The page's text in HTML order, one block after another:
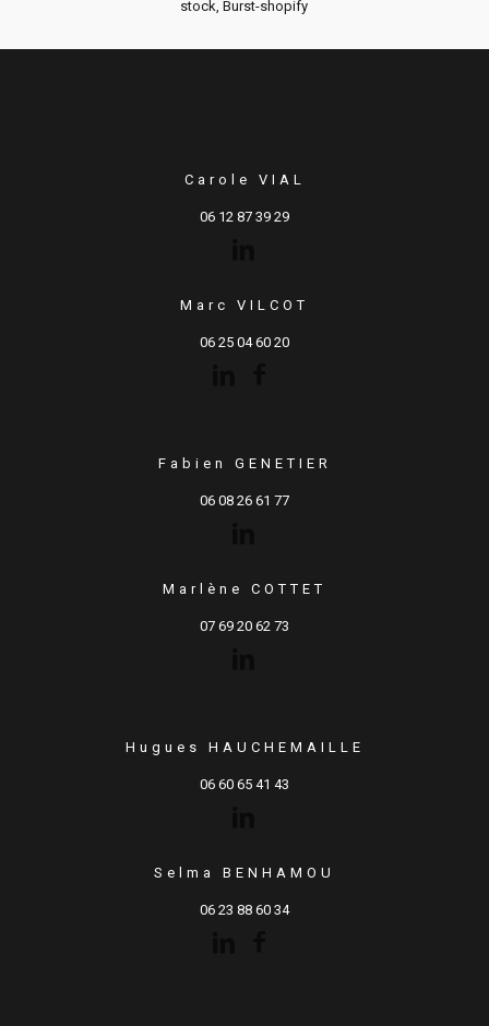
stock, Burst-shopify
Carole VIAL
06 12 87 39 29
Marc VILCOT
06 25 04 60 20
Fabien GENETIER
06 08 26 61 77
Marlène COTTET
07 69 20 62 73
Hugues HAUCHEMAILLE
06 60 65 41 43
Selma BENHAMOU
06 23 88 60 34